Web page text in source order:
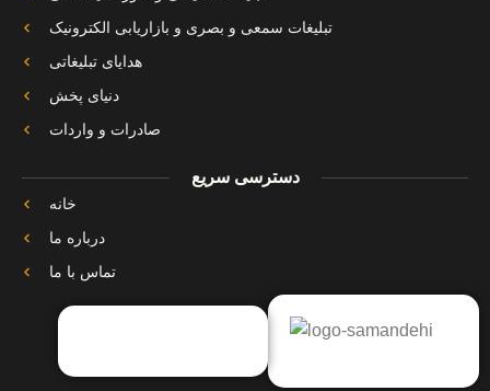
تبلیغات سمعی و بصری و بازاریابی الکترونیک
هدایای تبلیغاتی
دنیای پخش
صادرات و واردات
دسترسی سریع
خانه
درباره ما
تماس با ما